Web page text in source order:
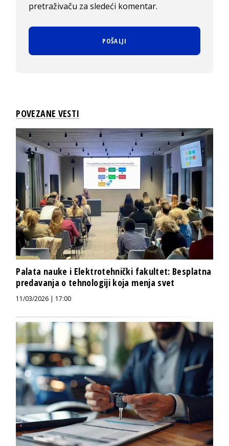
pretraživaču za sledeći komentar.
POVEZANE VESTI
Palata nauke i Elektrotehnički fakultet: Besplatna
predavanja o tehnologiji koja menja svet
11/03/2026 | 17:00